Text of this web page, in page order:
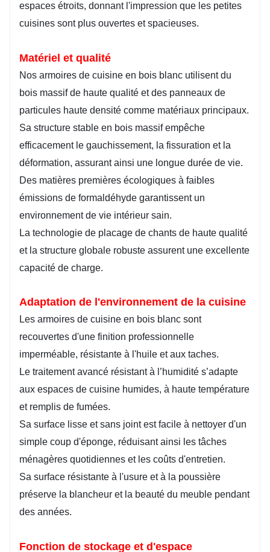
espaces étroits, donnant l'impression que les petites
cuisines sont plus ouvertes et spacieuses.
Matériel et qualité
Nos armoires de cuisine en bois blanc utilisent du
bois massif de haute qualité et des panneaux de
particules haute densité comme matériaux principaux.
Sa structure stable en bois massif empêche
efficacement le gauchissement, la fissuration et la
déformation, assurant ainsi une longue durée de vie.
Des matières premières écologiques à faibles
émissions de formaldéhyde garantissent un
environnement de vie intérieur sain.
La technologie de placage de chants de haute qualité
et la structure globale robuste assurent une excellente
capacité de charge.
Adaptation de l'environnement de la cuisine
Les armoires de cuisine en bois blanc sont
recouvertes d'une finition professionnelle
imperméable, résistante à l'huile et aux taches.
Le traitement avancé résistant à l’humidité s’adapte
aux espaces de cuisine humides, à haute température
et remplis de fumées.
Sa surface lisse et sans joint est facile à nettoyer d'un
simple coup d'éponge, réduisant ainsi les tâches
ménagères quotidiennes et les coûts d'entretien.
Sa surface résistante à l'usure et à la poussière
préserve la blancheur et la beauté du meuble pendant
des années.
Fonction de stockage et d'espace